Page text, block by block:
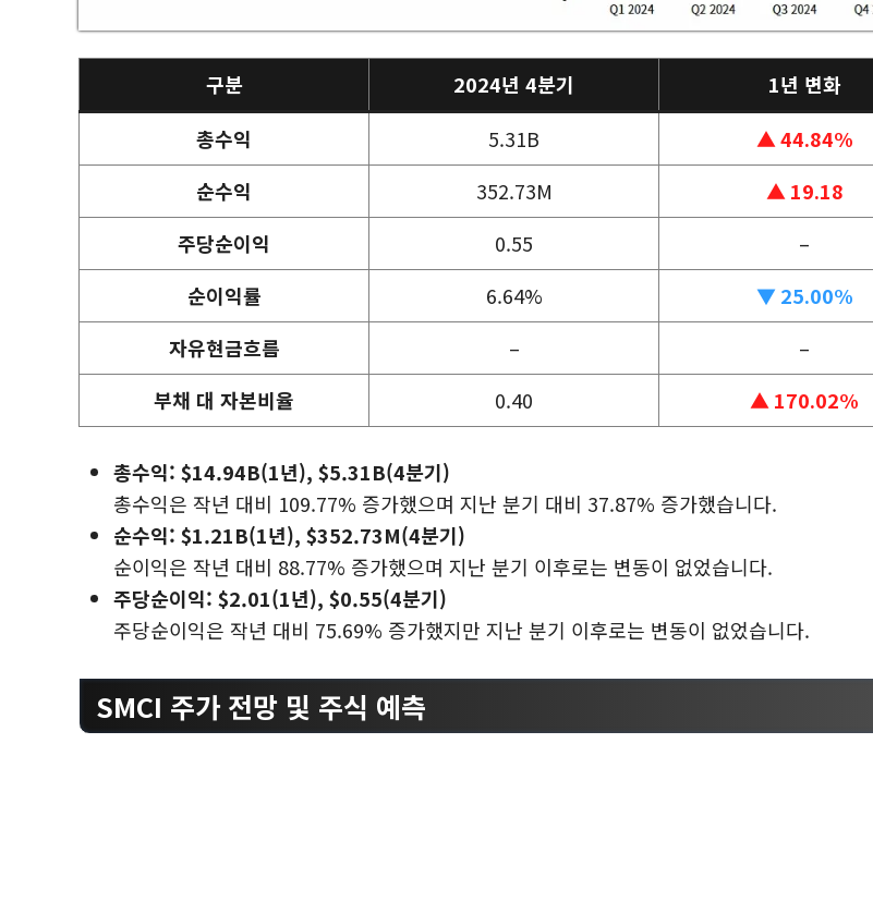
구분 2024년 4분기
1년 변화
총수익
5.31B
▲ 44.84%
순수익
352.73M
▲ 19.18
주당순이익
0.55
–
순이익률
6.64%
▼ 25.00%
자유현금흐름
–
–
부채 대 자본비율
0.40 ▲ 170.02%
총수익: $14.94B(1년), $5.31B(4분기)
총수익은 작년 대비 109.77% 증가했으며 지난 분기 대비 37.87% 증가했습니다.
순수익: $1.21B(1년), $352.73M(4분기)
순이익은 작년 대비 88.77% 증가했으며 지난 분기 이후로는 변동이 없었습니다.
주당순이익: $2.01(1년), $0.55(4분기)
주당순이익은 작년 대비 75.69% 증가했지만 지난 분기 이후로는 변동이 없었습니다.
SMCI 주가 전망 및 주식 예측